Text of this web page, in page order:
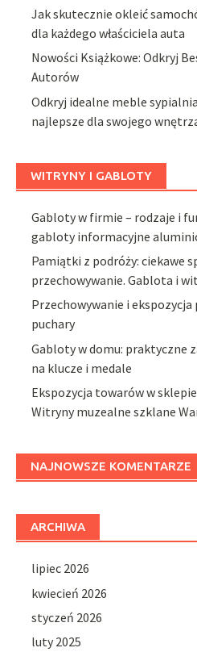
Jak skutecznie okleić
dla każdego właściciela auta
Nowości Książkowe: Odkryj
Autorów
Odkryj idealne meble
najlepsze dla swojego
WITRYNY I GABLOTY
Gabloty w firmie – rodzaje i
gabloty informacyjne
Pamiątki z podróży: ciekawe
przechowywanie. Gablota i
Przechowywanie i
puchary
Gabloty w domu: praktyczne
na klucze i medale
Ekspozycja towarów w
Witryny muzealne szklane
NAJNOWSZE KOMENTARZE
ARCHIWA
lipiec 2026
kwiecień 2026
styczeń 2026
luty 2025